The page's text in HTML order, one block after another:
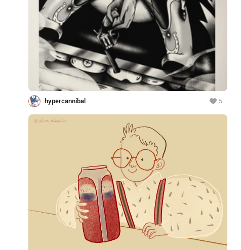
hypercannibal 5